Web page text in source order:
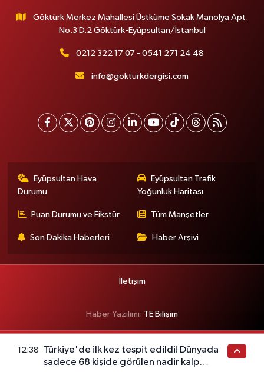
Göktürk Merkez Mahallesi Üstküme Sokak Manolya Apt.
No.3 D.2 Göktürk-Eyüpsultan/İstanbul
0212 322 17 07 - 0541 271 24 48
info@gokturkdergisi.com
Eyüpsultan Hava
Durumu
Eyüpsultan Trafik
Yoğunluk Haritası
Puan Durumu ve Fikstür Tüm Manşetler
Son Dakika Haberleri Haber Arşivi
İletişim
Haber Yazılımı: TE Bilişim
12:38
Türkiye'de ilk kez tespit edildi! Dünyada
sadece 68 kişide görülen nadir kalp